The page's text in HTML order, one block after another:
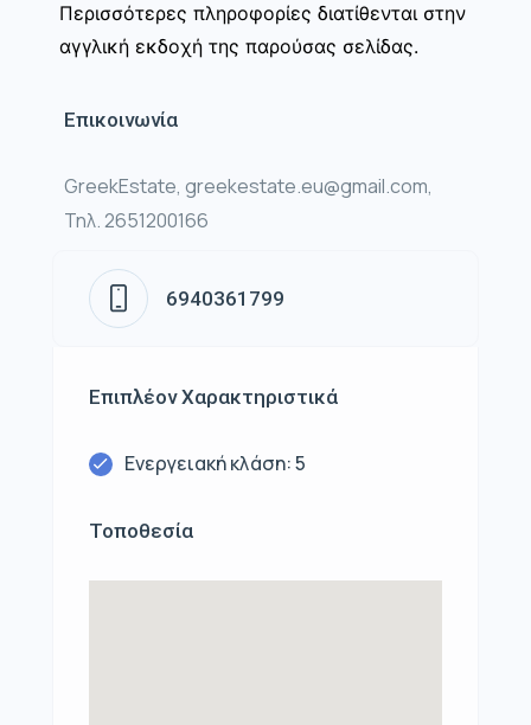
Περισσότερες πληροφορίες διατίθενται στην
αγγλική εκδοχή της παρούσας σελίδας.
Επικοινωνία
GreekEstate, greekestate.eu@gmail.com,
Τηλ. 2651200166
6940361799
Επιπλέον Χαρακτηριστικά
Ενεργειακή κλάση: 5
Τοποθεσία